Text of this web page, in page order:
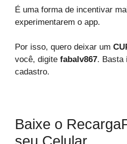
É uma forma de incentivar
experimentarem o app.
Por isso, quero deixar um
você, digite fabalv867. Basta
cadastro.
Baixe o